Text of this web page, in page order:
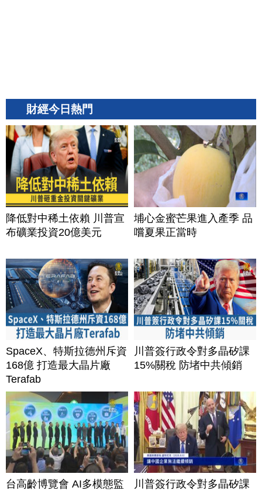
財經今日熱門
降低對中稀土依賴 川普宣
布礦業投資20億美元
埔心金蜜芒果進入產季 品
嚐夏果正當時
SpaceX、特斯拉德州斥資
168億 打造最大晶片廠
Terafab
川普簽行政令對多晶矽課
15%關稅 防堵中共傾銷
台高齡博覽會 AI多模態監
川普簽行政令對多晶矽課